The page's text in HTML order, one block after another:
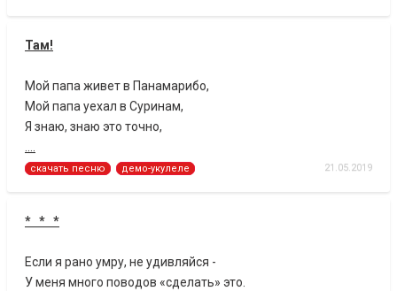
Там!
Мой папа живет в Панамарибо,
Мой папа уехал в Суринам,
Я знаю, знаю это точно,
скачать песню демо-укулеле 21.05.2019
* * *
Если я рано умру, не удивляйся -
У меня много поводов «сделать» это.